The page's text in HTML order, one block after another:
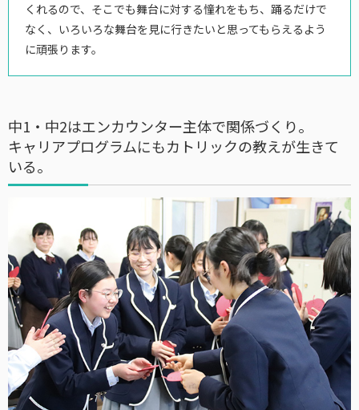
くれるので、そこでも舞台に対する憧れをもち、踊るだけで
なく、いろいろな舞台を見に行きたいと思ってもらえるよう
に頑張ります。
中1・中2はエンカウンター主体で関係づくり。
キャリアプログラムにもカトリックの教えが生きて
いる。